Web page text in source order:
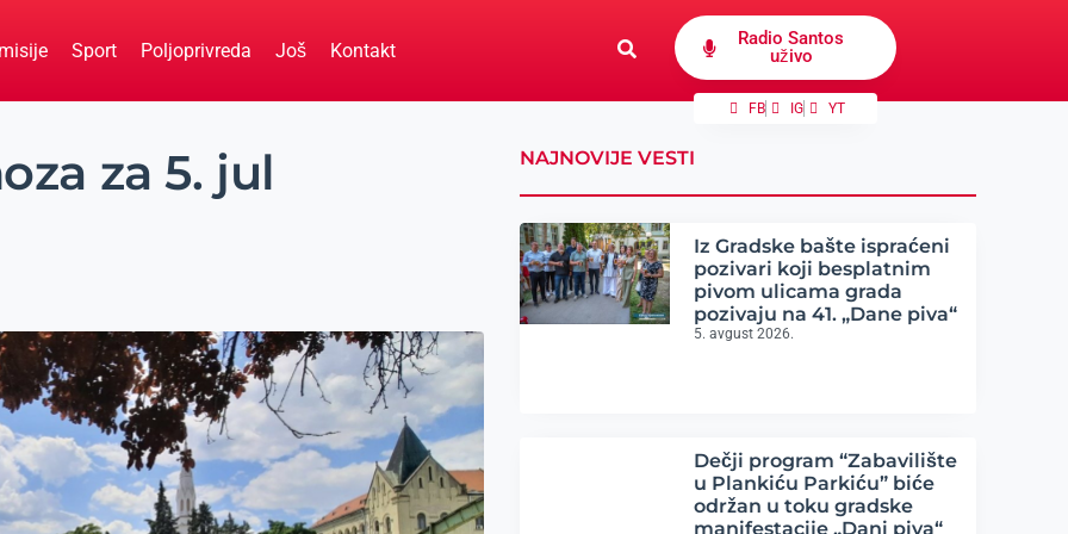
Sport Poljoprivreda Još Kontakt
Radio Santos
uživo
FB IG YT
za 5. jul NAJNOVIJE VESTI
Iz Gradske bašte ispraćeni
pozivari koji besplatnim
pivom ulicama grada
pozivaju na 41. „Dane piva“
5. avgust 2026.
Dečji program “Zabavilište
u Plankiću Parkiću” biće
održan u toku gradske
manifestacije „Dani piva“